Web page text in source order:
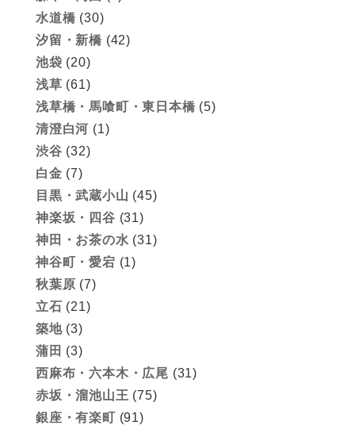
水道橋 (30)
汐留・新橋 (42)
池袋 (20)
浅草 (61)
浅草橋・馬喰町・東日本橋 (5)
清澄白河 (1)
渋谷 (32)
白金 (7)
目黒・武蔵小山 (45)
神楽坂・四谷 (31)
神田・お茶の水 (31)
神谷町・愛宕 (1)
秋葉原 (7)
立石 (21)
築地(3)
蒲田 (3)
西麻布・六本木・広尾 (31)
赤坂・溜池山王 (75)
銀座・有楽町 (91)